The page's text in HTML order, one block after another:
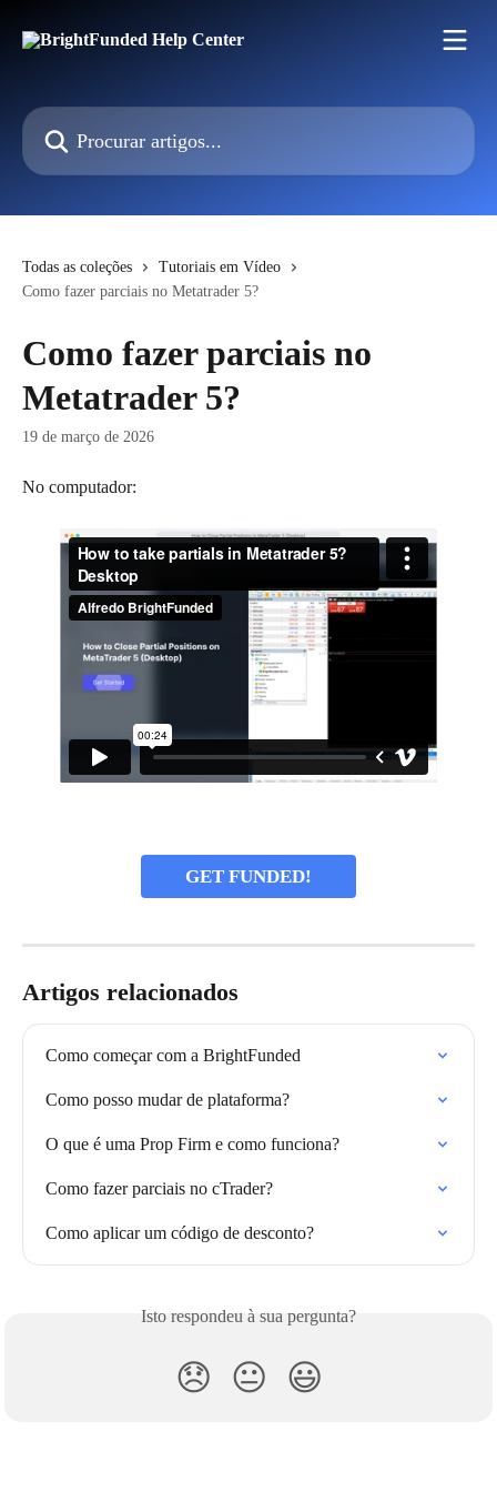
Procurar artigos...
Todas as coleções
Tutoriais em Vídeo
Como fazer parciais no Metatrader 5?
Como fazer parciais no
Metatrader 5?
19 de março de 2026
No computador:
GET FUNDED!
Artigos relacionados
Como começar com a BrightFunded
Como posso mudar de plataforma?
O que é uma Prop Firm e como funciona?
Como fazer parciais no cTrader?
Como aplicar um código de desconto?
Isto respondeu à sua pergunta?
😞 😐 😃